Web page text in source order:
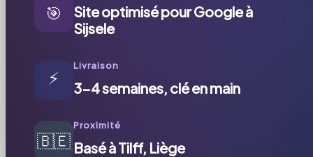
🎯
Site optimisé pour Google à
Sijsele
⚡
Livraison
3-4 semaines, clé en main
🇧🇪
Proximité
Basé à Tilff, Liège